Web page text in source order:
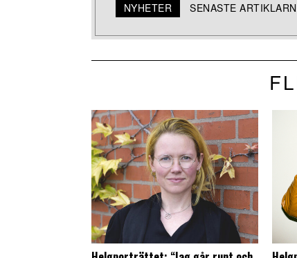
NYHETER SENASTE